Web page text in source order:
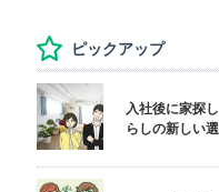
ピックアップ
入社後に家探
らしの新しい